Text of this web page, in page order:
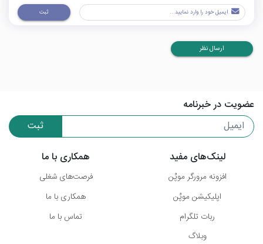
ثبت
ارسال نظر
عضویت در خبرنامه
ثبت
لینک‌های مفید
افزونه مرورگر موپُن
اپلیکیشن موپُن
ربات تلگرام
وبلاگ
همکاری با ما
فرصت‌های شغلی
همکاری با ما
تماس با ما